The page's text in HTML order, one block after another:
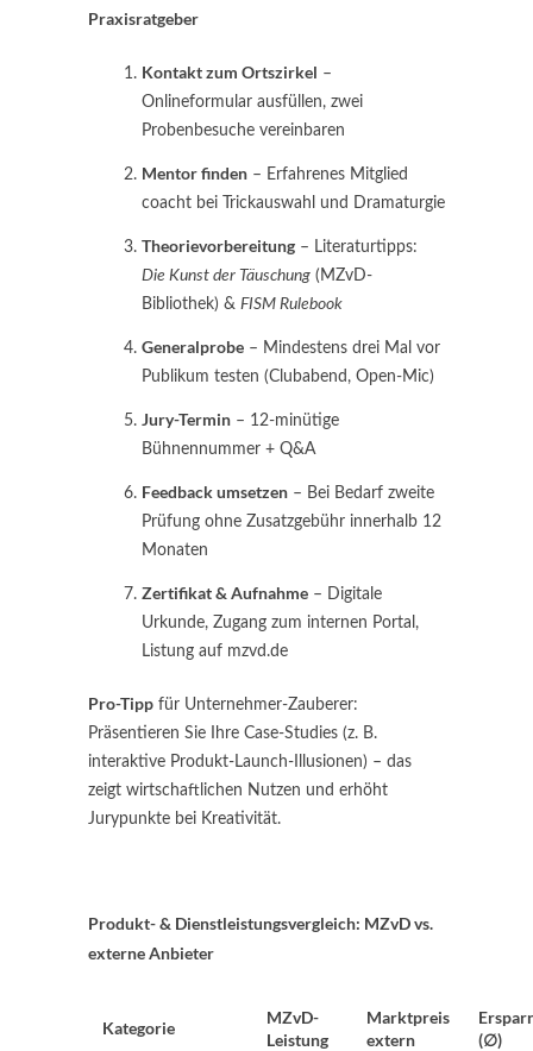
Praxisratgeber
Kontakt zum Ortszirkel –
Onlineformular ausfüllen, zwei
Probenbesuche vereinbaren
Mentor finden – Erfahrenes Mitglied
coacht bei Trickauswahl und Dramaturgie
Theorievorbereitung – Literaturtipps:
Die Kunst der Täuschung (MZvD-
Bibliothek) & FISM Rulebook
Generalprobe – Mindestens drei Mal vor
Publikum testen (Clubabend, Open-Mic)
Jury-Termin – 12-minütige
Bühnennummer + Q&A
Feedback umsetzen – Bei Bedarf zweite
Prüfung ohne Zusatzgebühr innerhalb 12
Monaten
Zertifikat & Aufnahme – Digitale
Urkunde, Zugang zum internen Portal,
Listung auf mzvd.de
Pro-Tipp für Unternehmer-Zauberer:
Präsentieren Sie Ihre Case-Studies (z. B.
interaktive Produkt-Launch-Illusionen) – das
zeigt wirtschaftlichen Nutzen und erhöht
Jurypunkte bei Kreativität.
Produkt- & Dienstleistungsvergleich: MZvD vs.
externe Anbieter
Kategorie
MZvD-
Leistung
Marktpreis
extern
(∅)